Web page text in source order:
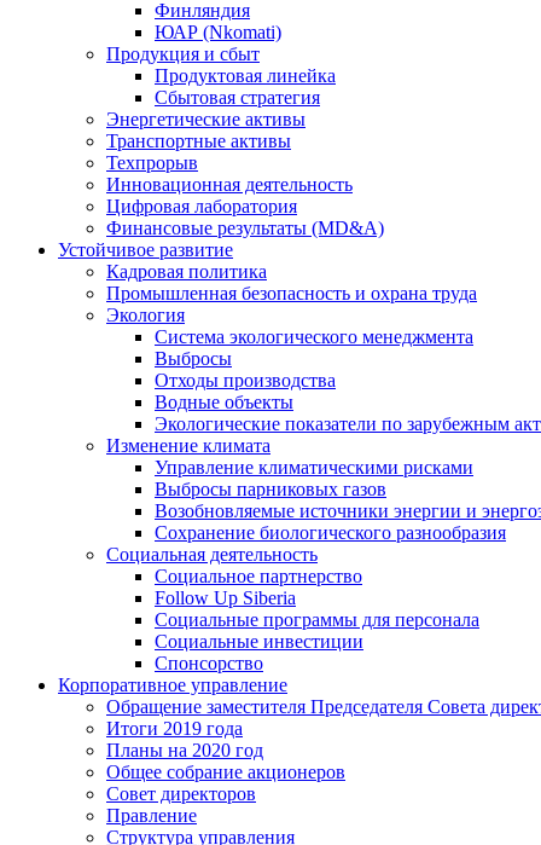
Финляндия
ЮАР (Nkomati)
Продукция и сбыт
Продуктовая линейка
Сбытовая стратегия
Энергетические активы
Транспортные активы
Техпрорыв
Инновационная деятельность
Цифровая лаборатория
Финансовые результаты (MD&A)
Устойчивое развитие
Кадровая политика
Промышленная безопасность и охрана труда
Экология
Система экологического менеджмента
Выбросы
Отходы производства
Водные объекты
Экологические показатели по зарубежным
Изменение климата
Управление климатическими рисками
Выбросы парниковых газов
Возобновляемые источники энергии и
Сохранение биологического разнообразия
Социальная деятельность
Социальное партнерство
Follow Up Siberia
Социальные программы для персонала
Социальные инвестиции
Спонсорство
Корпоративное управление
Обращение заместителя Председателя Совета
Итоги 2019 года
Планы на 2020 год
Общее собрание акционеров
Совет директоров
Правление
Структура управления